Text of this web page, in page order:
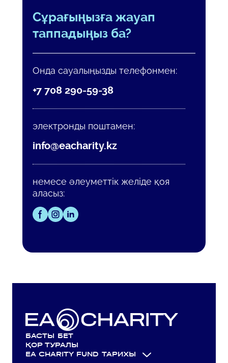
Сұрағыңызға жауап
таппадыңыз ба?
Онда сауалыңызды телефонмен:
+7 708 290-59-38
электронды поштамен:
info@eacharity.kz
немесе әлеуметтік желіде қоя
аласыз:
БАСТЫ БЕТ
ҚОР ТУРАЛЫ
EA CHARITY FUND ТАРИХЫ